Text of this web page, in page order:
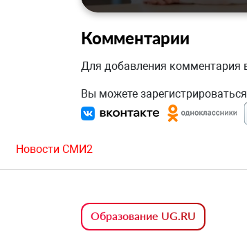
Комментарии
Для добавления
Вы можете
Новости СМИ2
Образование UG.RU